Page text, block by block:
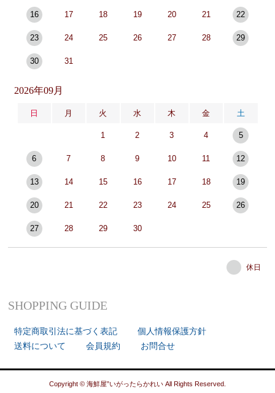
16 17 18 19 20 21 22
23 24 25 26 27 28 29
30 31
2026年09月
日 月 火 水 木 金 土
1 2 3 4 5
6 7 8 9 10 11 12
13 14 15 16 17 18 19
20 21 22 23 24 25 26
27 28 29 30
休日
SHOPPING GUIDE
特定商取引法に基づく表記
個人情報保護方針
送料について
会員規約 お問合せ
Copyright © 海鮮屋”いがったらかれい All Rights Reserved.